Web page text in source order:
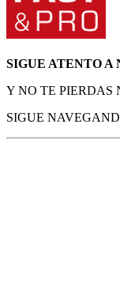
SIGUE ATENTO A
Y NO TE PIERDAS
SIGUE